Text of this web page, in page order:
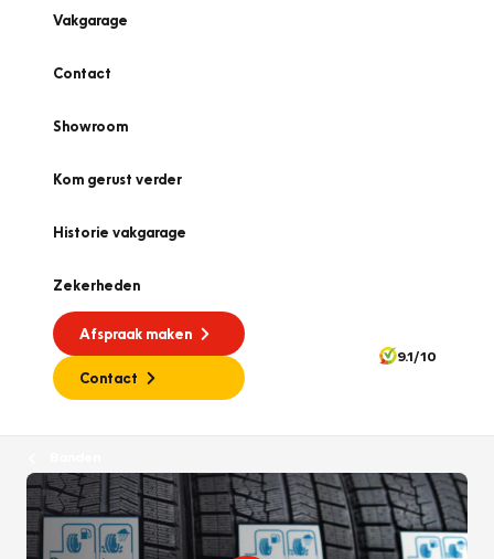
Vakgarage
Contact
Showroom
Kom gerust verder
Historie vakgarage
Zekerheden
Afspraak maken
Contact
9.1/10